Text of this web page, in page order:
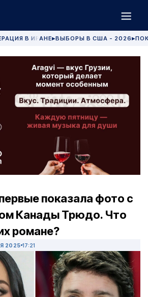
В ИРАНЕ▶ВЫБОРЫ В США - 2026 ▶
показала фото с
Канады Трюдо. Что
романе?
2025 17:21